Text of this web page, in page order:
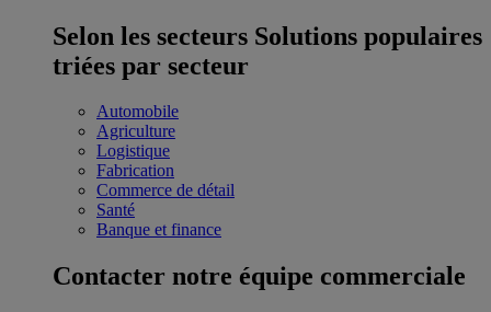
Selon les secteurs Solutions populaires
triées par secteur
Automobile
Agriculture
Logistique
Fabrication
Commerce de détail
Santé
Banque et finance
Contacter notre équipe commerciale